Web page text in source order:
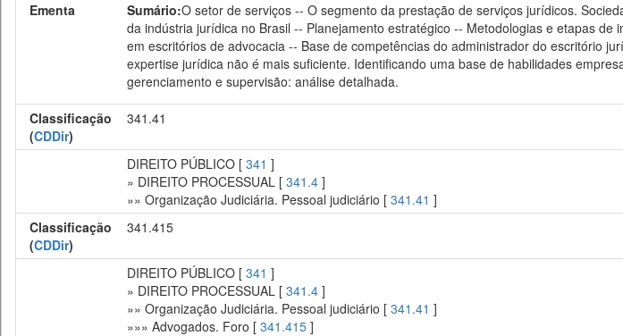
Ementa
Sumário:O setor de serviços -- O segmento da prestação de serviços jurídicos.
da indústria jurídica no Brasil -- Planejamento estratégico -- Metodologias e etapas
em escritórios de advocacia -- Base de competências do administrador do escritório
expertise jurídica não é mais suficiente. Identificando uma base de habilidades
gerenciamento e supervisão: análise detalhada.
Classificação
(CDDir)
341.41
DIREITO PÚBLICO [ 341 ]
» DIREITO PROCESSUAL [ 341.4 ]
»» Organização Judiciária. Pessoal judiciário [ 341.41 ]
Classificação
(CDDir)
341.415
DIREITO PÚBLICO [ 341 ]
» DIREITO PROCESSUAL [ 341.4 ]
»» Organização Judiciária. Pessoal judiciário [ 341.41 ]
»»» Advogados. Foro [ 341.415 ]